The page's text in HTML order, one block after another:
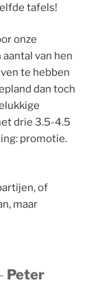
tafels!
onze
van hen
te hebben
dan toch
drie 3.5-4.5
promotie.
of
maar
Peter